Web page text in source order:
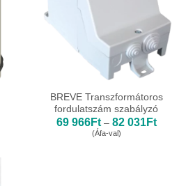
BREVE Transzformátoros
fordulatszám szabályzó
69 966Ft – 82 031Ft
(Áfa-val)